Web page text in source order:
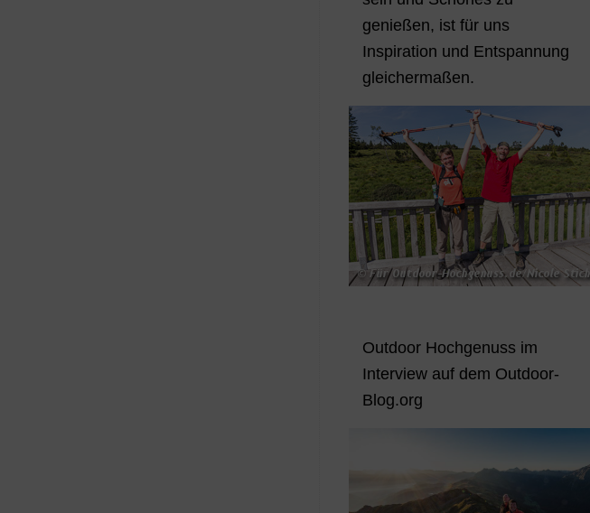
genießen, ist für uns
Inspiration und Entspannung
gleichermaßen.
Outdoor Hochgenuss im
Interview auf dem Outdoor-
Blog.org